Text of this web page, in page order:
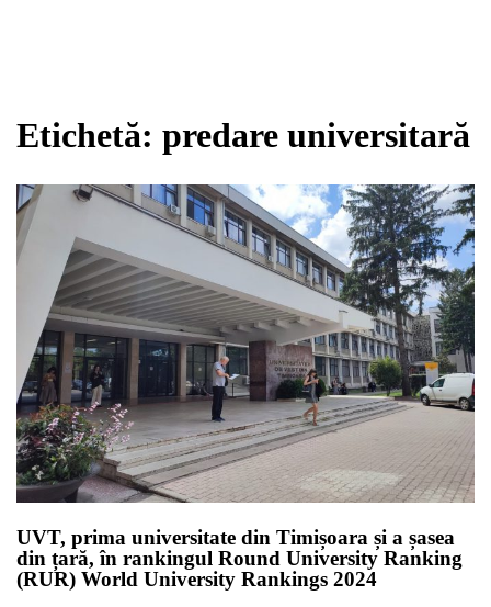
Etichetă: predare universitară
UVT, prima universitate din Timișoara și a șasea
din țară, în rankingul Round University Ranking
(RUR) World University Rankings 2024